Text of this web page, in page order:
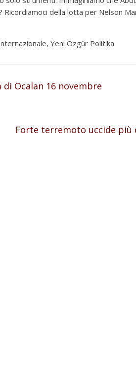
Ricordiamoci della lotta per Nelson
Yeni Özgür Politika
Ocalan 16 novembre
Forte terremoto uccide più